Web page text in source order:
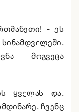
- ეს
მოგვეცა
ყველას და,
ჩვენც